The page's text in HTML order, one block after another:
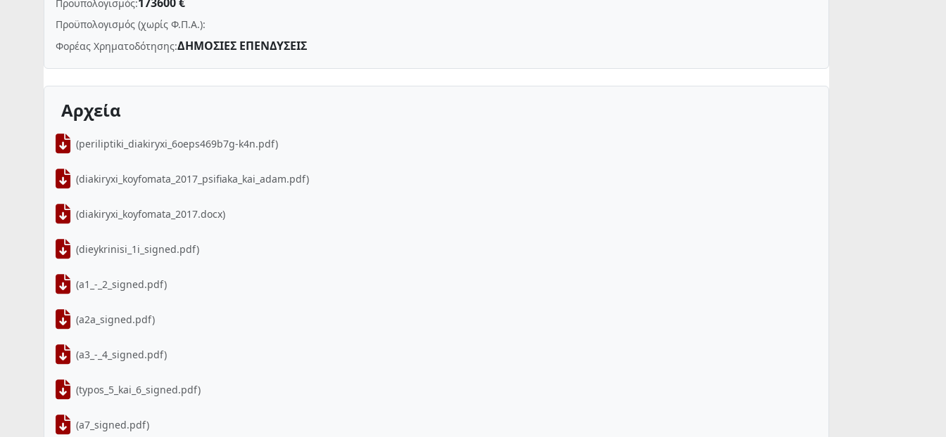
Προϋπολογισμός:
Προϋπολογισμός (χωρίς Φ.Π.Α.):
Φορέας Χρηματοδότησης:ΔΗΜΟΣΙΕΣ ΕΠΕΝΔΥΣΕΙΣ
Αρχεία
(periliptiki_diakiryxi_6oeps469b7g-k4n.pdf)
(diakiryxi_koyfomata_2017_psifiaka_kai_adam.pdf)
(diakiryxi_koyfomata_2017.docx)
(dieykrinisi_1i_signed.pdf)
(a1_-_2_signed.pdf)
(a2a_signed.pdf)
(a3_-_4_signed.pdf)
(typos_5_kai_6_signed.pdf)
(a7_signed.pdf)